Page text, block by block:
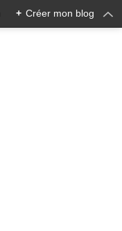
+ Créer mon blog